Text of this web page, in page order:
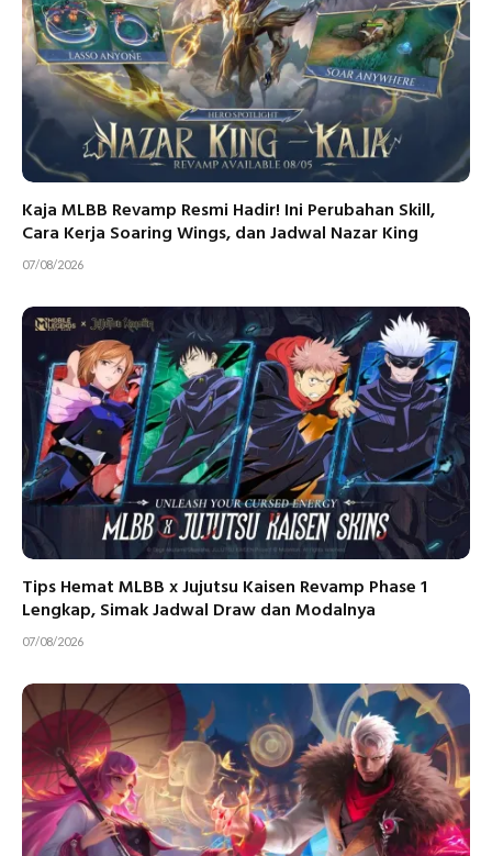
Kaja MLBB Revamp Resmi Hadir! Ini Perubahan Skill,
Cara Kerja Soaring Wings, dan Jadwal Nazar King
07/08/2026
Tips Hemat MLBB x Jujutsu Kaisen Revamp Phase 1
Lengkap, Simak Jadwal Draw dan Modalnya
07/08/2026